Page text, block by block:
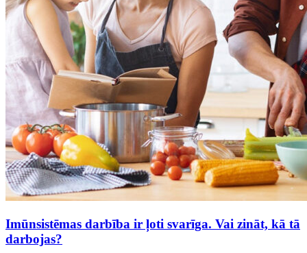
Imūnsistēmas darbība ir ļoti svarīga. Vai zināt, kā tā
darbojas?